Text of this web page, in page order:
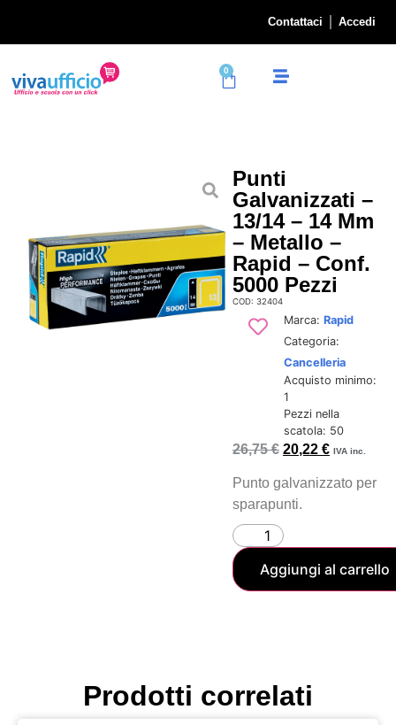
Contattaci Accedi
0
Punti
Galvanizzati –
13/14 – 14 Mm
– Metallo –
Rapid – Conf.
5000 Pezzi
COD: 32404
Marca: Rapid
Categoria:
Cancelleria
Acquisto minimo:
1
Pezzi nella
scatola: 50
26,75€ 20,22€ IVA inc.
Punto galvanizzato per
sparapunti.
Aggiungi al carrello
Prodotti correlati